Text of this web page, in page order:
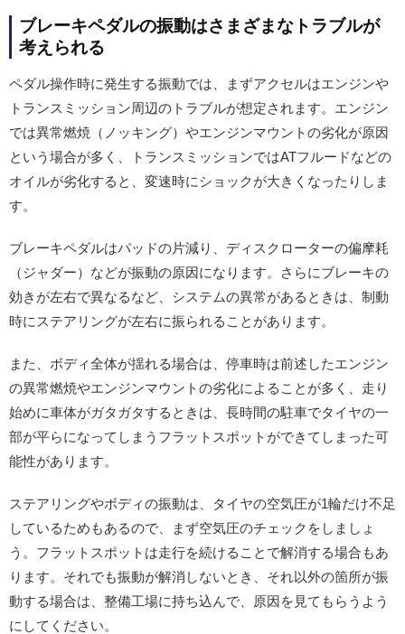
ブレーキペダルの振動はさまざまなトラブルが
考えられる
ペダル操作時に発生する振動では、まずアクセルはエンジンや
トランスミッション周辺のトラブルが想定されます。エンジン
では異常燃焼（ノッキング）やエンジンマウントの劣化が原因
という場合が多く、トランスミッションではATフルードなどの
オイルが劣化すると、変速時にショックが大きくなったりしま
す。
ブレーキペダルはパッドの片減り、ディスクローターの偏摩耗
（ジャダー）などが振動の原因になります。さらにブレーキの
効きが左右で異なるなど、システムの異常があるときは、制動
時にステアリングが左右に振られることがあります。
また、ボディ全体が揺れる場合は、停車時は前述したエンジン
の異常燃焼やエンジンマウントの劣化によることが多く、走り
始めに車体がガタガタするときは、長時間の駐車でタイヤの一
部が平らになってしまうフラットスポットができてしまった可
能性があります。
ステアリングやボディの振動は、タイヤの空気圧が1輪だけ不足
しているためもあるので、まず空気圧のチェックをしましょ
う。フラットスポットは走行を続けることで解消する場合もあ
ります。それでも振動が解消しないとき、それ以外の箇所が振
動する場合は、整備工場に持ち込んで、原因を見てもらうよう
にしてください。